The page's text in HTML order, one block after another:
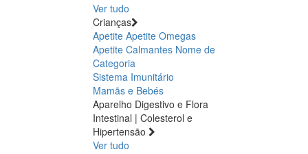
Ver tudo
Crianças
Apetite Apetite Omegas
Apetite Calmantes Nome de
Categoria
Sistema Imunitário
Mamãs e Bebés
Aparelho Digestivo e Flora
Intestinal | Colesterol e
Hipertensão
Ver tudo